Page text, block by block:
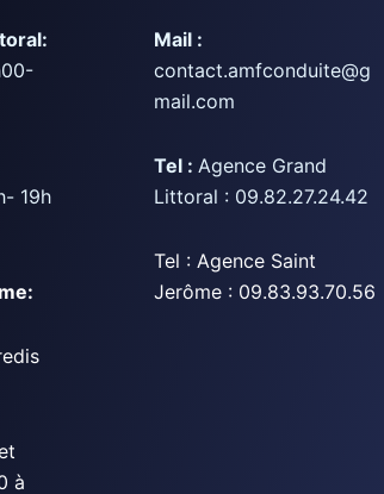
19h
à
Mail :
contact.amfconduite@g
mail.com
Tel : Agence Grand
Littoral : 09.82.27.24.42
Tel : Agence Saint
Jerôme : 09.83.93.70.56